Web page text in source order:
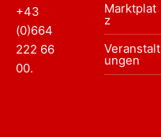
+43
(0)664
222 66
00.
Marktplat
z
Veranstalt
ungen